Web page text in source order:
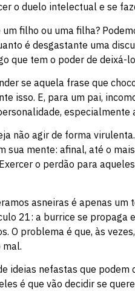
o duelo intelectual e se
filho ou uma filha?
é desgastante uma
que tem o poder de deixá-
se aquela frase que
isso. E, para um pai,
especialmente
não agir de forma
sua mente: afinal, até o
o perdão para
asneiras é apenas
21: a burrice se propaga
O problema é que, às
mal.
ideias nefastas que
é que vão decidir se